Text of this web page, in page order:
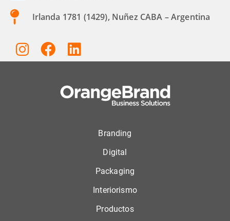
Irlanda 1781 (1429), Nuñez CABA – Argentina
Branding
Digital
Packaging
Interiorismo
Productos